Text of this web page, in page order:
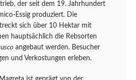
der seit dem 19. Jahrhundert
Essig produziert. Die
sich über 10 Hektar mit
hauptsächlich die Rebsorten
angebaut werden. Besucher
und Verkostungen erleben.